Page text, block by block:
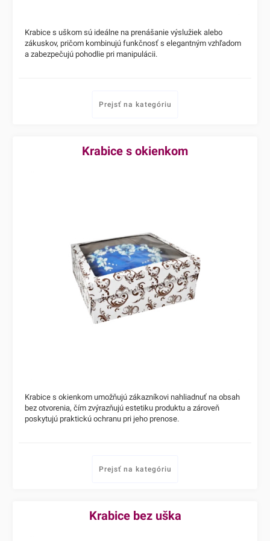
Krabice s uškom sú ideálne na prenášanie výslužiek alebo
zákuskov, pričom kombinujú funkčnosť s elegantným vzhľadom
a zabezpečujú pohodlie pri manipulácii.
Prejsť na kategóriu
Krabice s okienkom
Krabice s okienkom umožňujú zákazníkovi nahliadnuť na obsah
bez otvorenia, čím zvýrazňujú estetiku produktu a zároveň
poskytujú praktickú ochranu pri jeho prenose.
Prejsť na kategóriu
Krabice bez uška